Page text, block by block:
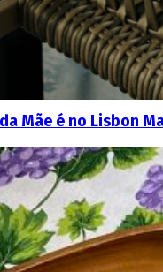
Mãe é no Lisbon